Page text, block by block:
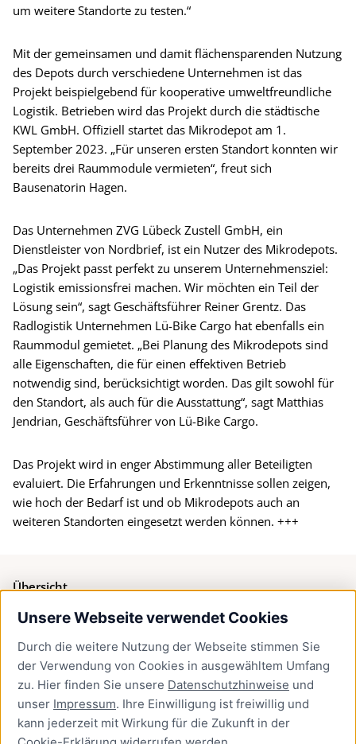
Unsere Webseite verwendet Cookies
Durch die weitere Nutzung der Webseite stimmen Sie
der Verwendung von Cookies in ausgewähltem Umfang
zu. Hier finden Sie unsere Datenschutzhinweise und
unser Impressum. Ihre Einwilligung ist freiwillig und
kann jederzeit mit Wirkung für die Zukunft in der
um weitere Standorte zu testen.“
Mit der gemeinsamen und damit flächensparenden Nutzung
des Depots durch verschiedene Unternehmen ist das
Projekt beispielgebend für kooperative umweltfreundliche
Logistik. Betrieben wird das Projekt durch die städtische
KWL GmbH. Offiziell startet das Mikrodepot am 1.
September 2023. „Für unseren ersten Standort konnten wir
bereits drei Raummodule vermieten“, freut sich
Bausenatorin Hagen.
Das Unternehmen ZVG Lübeck Zustell GmbH, ein
Dienstleister von Nordbrief, ist ein Nutzer des Mikrodepots.
„Das Projekt passt perfekt zu unserem Unternehmensziel:
Logistik emissionsfrei machen. Wir möchten ein Teil der
Lösung sein“, sagt Geschäftsführer Reiner Grentz. Das
Radlogistik Unternehmen Lü-Bike Cargo hat ebenfalls ein
Raummodul gemietet. „Bei Planung des Mikrodepots sind
alle Eigenschaften, die für einen effektiven Betrieb
notwendig sind, berücksichtigt worden. Das gilt sowohl für
den Standort, als auch für die Ausstattung“, sagt Matthias
Jendrian, Geschäftsführer von Lü-Bike Cargo.
Das Projekt wird in enger Abstimmung aller Beteiligten
evaluiert. Die Erfahrungen und Erkenntnisse sollen zeigen,
wie hoch der Bedarf ist und ob Mikrodepots auch an
weiteren Standorten eingesetzt werden können. +++
Übersicht
Bürgerservice
Presse
Newsletter Lübeck:kompakt
Kontakt